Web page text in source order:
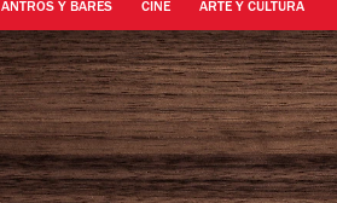
ANTROS Y BARES CINE ARTE Y CULTURA